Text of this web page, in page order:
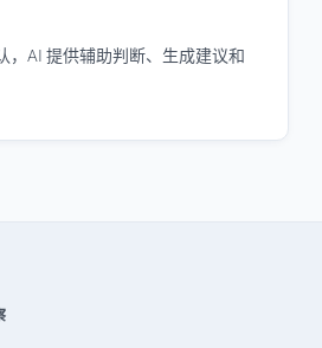
，AI 提供辅助判断、生成建议和